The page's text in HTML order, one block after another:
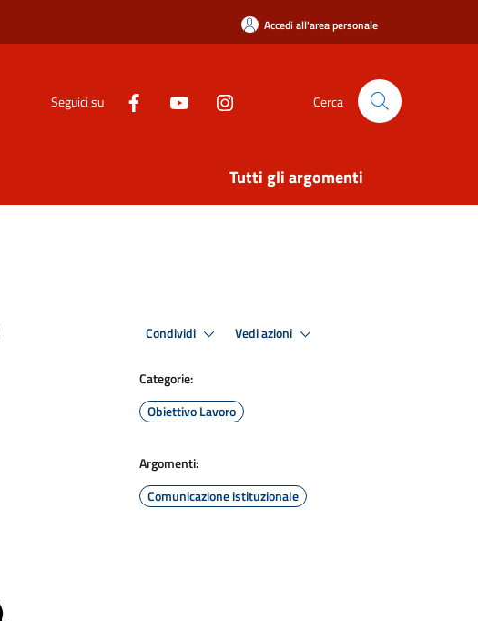
Accedi all'area personale
Seguici su Cerca
Tutti gli argomenti
Condividi Vedi azioni
Categorie:
Obiettivo Lavoro
Argomenti:
Comunicazione istituzionale